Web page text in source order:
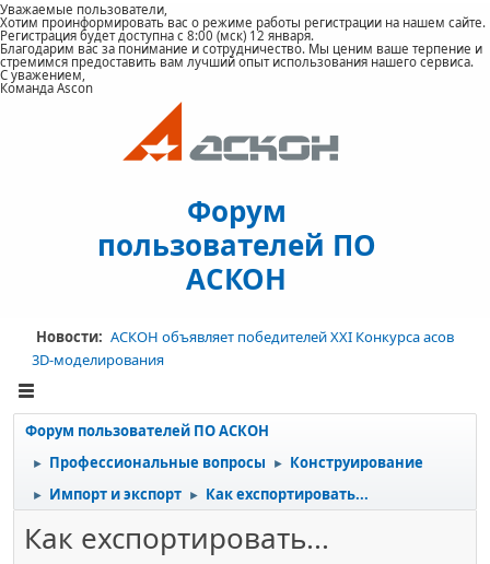
Уважаемые пользователи,
Хотим проинформировать вас о режиме работы регистрации на нашем сайте.
Регистрация будет доступна с 8:00 (мск) 12 января.
Благодарим вас за понимание и сотрудничество. Мы ценим ваше терпение и
стремимся предоставить вам лучший опыт использования нашего сервиса.
С уважением,
Команда Ascon
Форум
пользователей ПО
АСКОН
Новости: АСКОН объявляет победителей XXI Конкурса асов
3D-моделирования
Форум пользователей ПО АСКОН
► Профессиональные вопросы ► Конструирование
► Импорт и экспорт ► Как ехспортировать...
Как ехспортировать...